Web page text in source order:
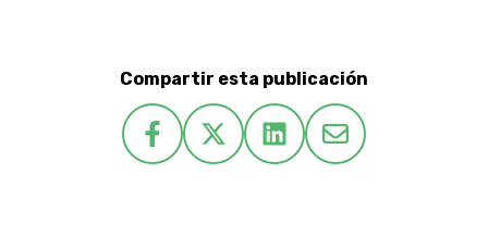
Compartir esta publicación